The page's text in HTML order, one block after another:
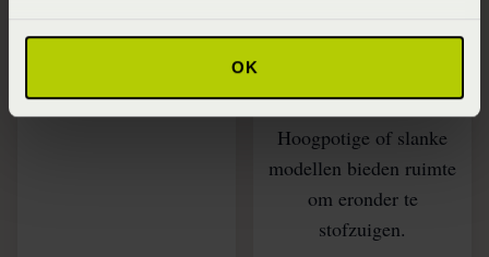
OK
houten modellen met
eenvoudig met een
doek af te nemen.
Hoogpotige of slanke
modellen bieden ruimte
om eronder te
stofzuigen.